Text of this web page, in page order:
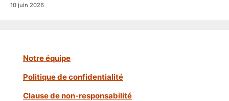
10 juin 2026
Notre équipe
Politique de confidentialité
Clause de non-responsabilité